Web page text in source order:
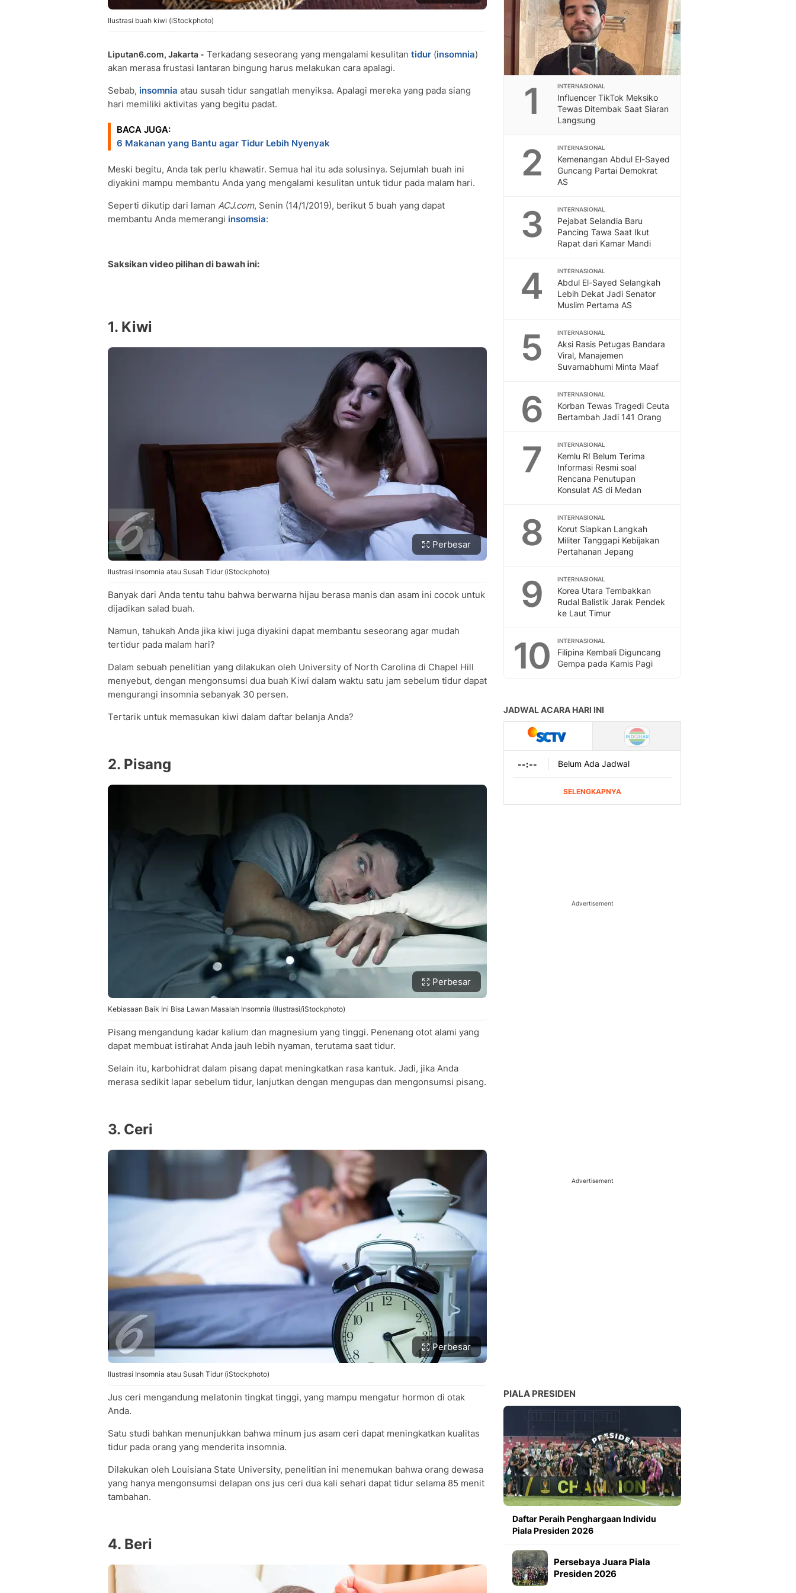
Ilustrasi buah kiwi (iStockphoto)
Liputan6.com, Jakarta - Terkadang seseorang yang mengalami kesulitan tidur (insomnia)
akan merasa frustasi lantaran bingung harus melakukan cara apalagi.
Sebab, insomnia atau susah tidur sangatlah menyiksa. Apalagi mereka yang pada siang
hari memiliki aktivitas yang begitu padat.
BACA JUGA:
6 Makanan yang Bantu agar Tidur Lebih Nyenyak
Meski begitu, Anda tak perlu khawatir. Semua hal itu ada solusinya. Sejumlah buah ini
diyakini mampu membantu Anda yang mengalami kesulitan untuk tidur pada malam hari.
Seperti dikutip dari laman ACJ.com, Senin (14/1/2019), berikut 5 buah yang dapat
membantu Anda memerangi insomsia:
Saksikan video pilihan di bawah ini:
1. Kiwi
Perbesar
Ilustrasi Insomnia atau Susah Tidur (iStockphoto)
Banyak dari Anda tentu tahu bahwa berwarna hijau berasa manis dan asam ini cocok untuk
dijadikan salad buah.
Namun, tahukah Anda jika kiwi juga diyakini dapat membantu seseorang agar mudah
tertidur pada malam hari?
Dalam sebuah penelitian yang dilakukan oleh University of North Carolina di Chapel Hill
menyebut, dengan mengonsumsi dua buah Kiwi dalam waktu satu jam sebelum tidur dapat
mengurangi insomnia sebanyak 30 persen.
Tertarik untuk memasukan kiwi dalam daftar belanja Anda?
2. Pisang
Perbesar
Kebiasaan Baik Ini Bisa Lawan Masalah Insomnia (Ilustrasi/iStockphoto)
Pisang mengandung kadar kalium dan magnesium yang tinggi. Penenang otot alami yang
dapat membuat istirahat Anda jauh lebih nyaman, terutama saat tidur.
Selain itu, karbohidrat dalam pisang dapat meningkatkan rasa kantuk. Jadi, jika Anda
merasa sedikit lapar sebelum tidur, lanjutkan dengan mengupas dan mengonsumsi pisang.
3. Ceri
Perbesar
Ilustrasi Insomnia atau Susah Tidur (iStockphoto)
Jus ceri mengandung melatonin tingkat tinggi, yang mampu mengatur hormon di otak
Anda.
Satu studi bahkan menunjukkan bahwa minum jus asam ceri dapat meningkatkan kualitas
tidur pada orang yang menderita insomnia.
Dilakukan oleh Louisiana State University, penelitian ini menemukan bahwa orang dewasa
yang hanya mengonsumsi delapan ons jus ceri dua kali sehari dapat tidur selama 85 menit
tambahan.
4. Beri
1 INTERNASIONAL
Influencer TikTok Meksiko
Tewas Ditembak Saat Siaran
Langsung
2 INTERNASIONAL
Kemenangan Abdul El-Sayed
Guncang Partai Demokrat
AS
3 INTERNASIONAL
Pejabat Selandia Baru
Pancing Tawa Saat Ikut
Rapat dari Kamar Mandi
4 INTERNASIONAL
Abdul El-Sayed Selangkah
Lebih Dekat Jadi Senator
Muslim Pertama AS
5 INTERNASIONAL
Aksi Rasis Petugas Bandara
Viral, Manajemen
Suvarnabhumi Minta Maaf
6 INTERNASIONAL
Korban Tewas Tragedi Ceuta
Bertambah Jadi 141 Orang
7 INTERNASIONAL
Kemlu RI Belum Terima
Informasi Resmi soal
Rencana Penutupan
Konsulat AS di Medan
8 INTERNASIONAL
Korut Siapkan Langkah
Militer Tanggapi Kebijakan
Pertahanan Jepang
9 INTERNASIONAL
Korea Utara Tembakkan
Rudal Balistik Jarak Pendek
ke Laut Timur
10 INTERNASIONAL
Filipina Kembali Diguncang
Gempa pada Kamis Pagi
Advertisement
Advertisement
PIALA PRESIDEN
Daftar Peraih Penghargaan Individu
Piala Presiden 2026
Persebaya Juara Piala
Presiden 2026